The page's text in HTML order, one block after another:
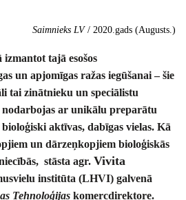
Saimnieks LV/ 2020.gads (Augusts.)
tajā esošos
un apjomīgas ražas iegūšanai – šie
tai zinātnieku un speciālistu
ar unikālu preparātu
aktīvas, dabīgas vielas. Kā
un dārzeņkopjiem bioloģiskās
stāsta agr. Vivita
institūta (LHVI) galvenā
Tehnoloģijas komercdirektore.